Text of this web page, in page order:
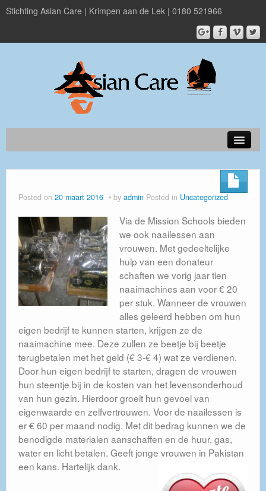
Stichting Asian Care | Krimpen aan de Lek | 0180 521966
Doneer
ANBI
Contact
Publicatieplicht Standaardformulier ANBI
Posted on 20 maart 2016 by admin Posted in Uncategorized
Via de Mission Schools bieden
we ook naailessen aan
vrouwen. Met gedeeltelijke
hulp van een donateur
schaften we vorig jaar tien
naaimachines aan voor € 20
per stuk. Wanneer de vrouwen
alles geleerd hebben om hun
eigen bedrijf te kunnen starten, krijgen ze de
naaimachine mee. Deze zullen ze beetje bij beetje
terugbetalen met het geld (€ 3-€ 4) wat ze verdienen.
Door hun eigen bedrijf te starten, dragen de vrouwen
hun steentje bij in de kosten van het levensonderhoud
van hun gezin. Hierdoor groeit hun gevoel van
eigenwaarde en zelfvertrouwen. Voor de naailessen is
er € 60 per maand nodig. Met dit bedrag kunnen we de
benodigde materialen aanschaffen en de huur, gas,
water en licht betalen. Geeft jonge vrouwen in Pakistan
een kans. Hartelijk dank.